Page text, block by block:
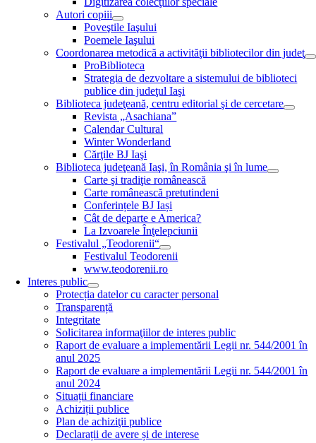
Autori copiii
Poveştile Iaşului
Poemele Iaşului
Coordonarea metodică a activităţii bibliotecilor din judeţ
ProBiblioteca
Strategia de dezvoltare a sistemului de biblioteci
publice din judeţul Iaşi
Biblioteca judeţeană, centru editorial şi de cercetare
Revista „Asachiana”
Calendar Cultural
Winter Wonderland
Cărţile BJ Iaşi
Biblioteca judeţeană Iaşi, în România şi în lume
Carte şi tradiţie românească
Carte românească pretutindeni
Conferințele BJ Iași
Cât de departe e America?
La Izvoarele Înţelepciunii
Festivalul „Teodorenii“
Festivalul Teodorenii
www.teodorenii.ro
Interes public
Protecția datelor cu caracter personal
Transparență
Integritate
Solicitarea informaţiilor de interes public
Raport de evaluare a implementării Legii nr. 544/2001 în
anul 2025
Raport de evaluare a implementării Legii nr. 544/2001 în
anul 2024
Situații financiare
Achiziții publice
Plan de achiziţii publice
Declarații de avere și de interese